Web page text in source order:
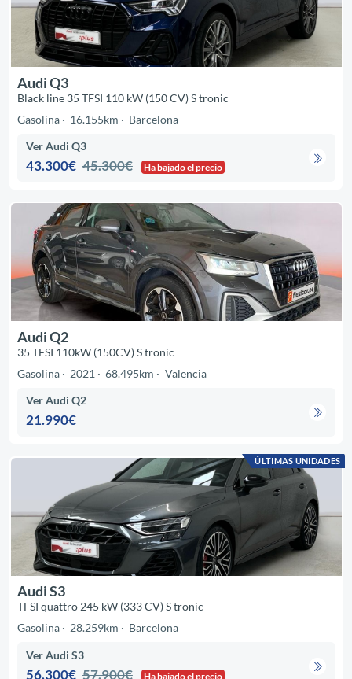
Audi Q3
Black line 35 TFSI 110 kW (150 CV) S tronic
Gasolina
16.155km Barcelona
Ver Audi Q3
43.300€ 45.300€ Ha bajado el precio
Audi Q2
35 TFSI 110kW (150CV) S tronic
Gasolina
2021 68.495km Valencia
Ver Audi Q2
21.990€
ÚLTIMAS UNIDADES
Audi S3
TFSI quattro 245 kW (333 CV) S tronic
Gasolina
28.259km Barcelona
Ver Audi S3
56.300€ 57.900€ Ha bajado el precio